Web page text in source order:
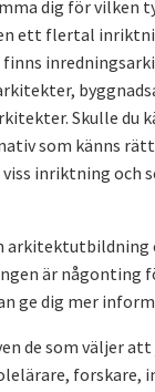
dig för vilken
ett flertal
Skulle du
som känns
viss inriktning och
arkitektutbildning
är någonting
ge dig mer
de som väljer
forskare,